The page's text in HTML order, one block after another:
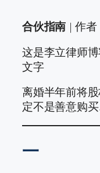
合伙指南 | 作
这是李立律师
文字
离婚半年前将
定不是善意购
一